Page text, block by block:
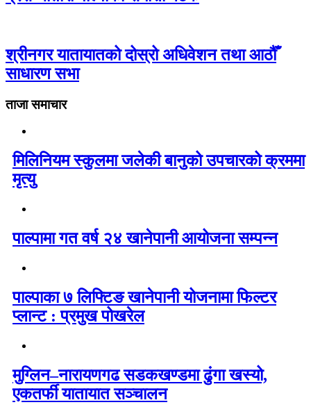
श्रीनगर यातायातको दोस्रो अधिवेशन तथा आठौँ
साधारण सभा
ताजा समाचार
मिलिनियम स्कुलमा जलेकी बानुको उपचारको क्रममा
मृत्यु
पाल्पामा गत वर्ष २४ खानेपानी आयोजना सम्पन्न
पाल्पाका ७ लिफ्टिङ खानेपानी योजनामा फिल्टर
प्लान्ट : प्रमुख पोखरेल
मुग्लिन–नारायणगढ सडकखण्डमा ढुंगा खस्यो,
एकतर्फी यातायात सञ्चालन